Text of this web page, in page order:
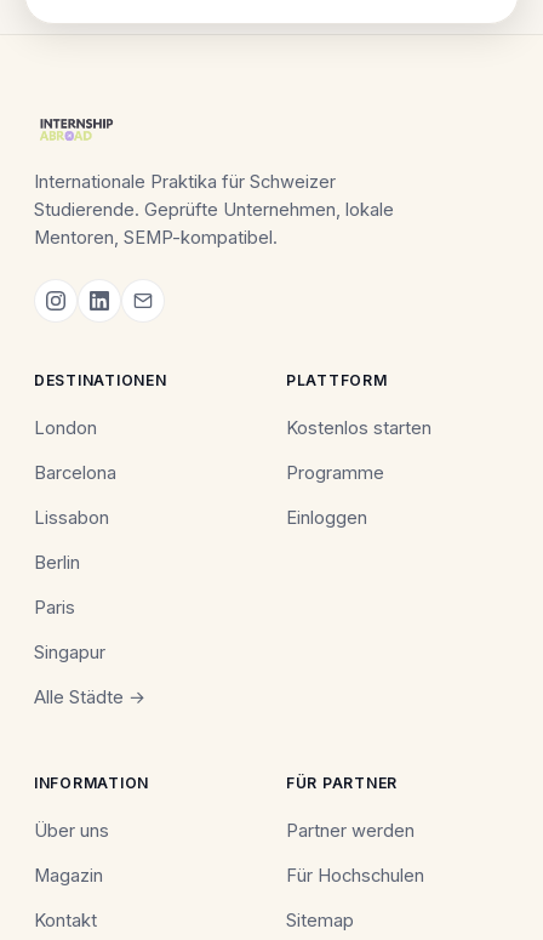
Internationale Praktika für Schweizer
Studierende. Geprüfte Unternehmen, lokale
Mentoren, SEMP-kompatibel.
DESTINATIONEN
London
Barcelona
Lissabon
Berlin
Paris
Singapur
Alle Städte →
PLATTFORM
Kostenlos starten
Programme
Einloggen
INFORMATION
Über uns
Magazin
Kontakt
FÜR PARTNER
Partner werden
Für Hochschulen
Sitemap